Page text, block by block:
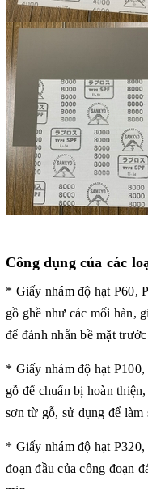
Công dụng của các
* Giấy nhám độ hạt P60,
gồ ghề như các mối hàn,
để đánh nhẵn bề mặt
* Giấy nhám độ hạt
gỗ để chuẩn bị hoàn
sơn từ gỗ, sử dụng để làm
* Giấy nhám độ hạt
đoạn đầu của công đoạn